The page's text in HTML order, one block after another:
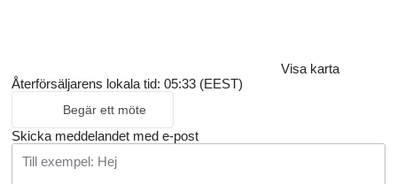
Visa karta
Återförsäljarens lokala tid: 05:33 (EEST)
Begär ett möte
Skicka meddelandet med e-post